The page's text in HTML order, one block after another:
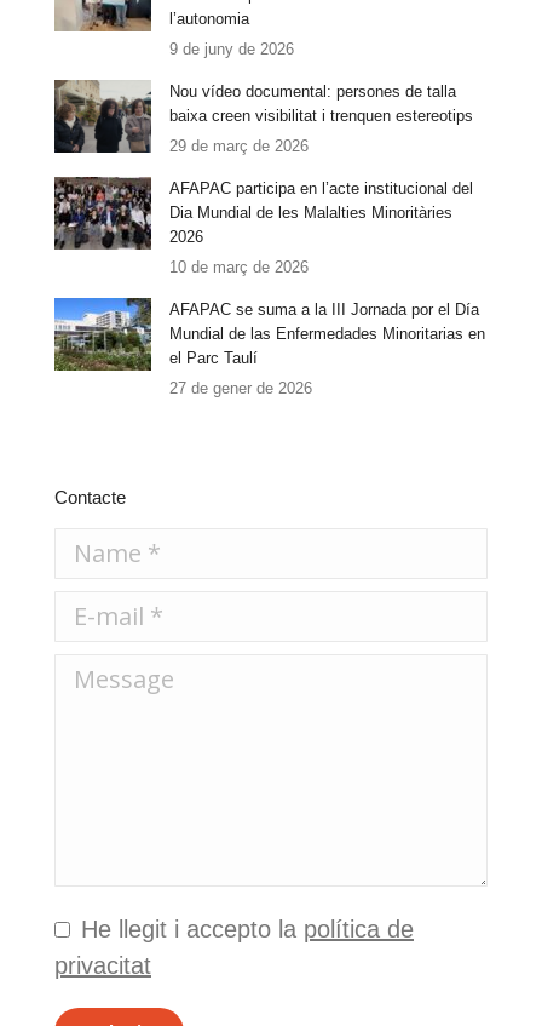
l’autonomia
9 de juny de 2026
Nou vídeo documental: persones de talla
baixa creen visibilitat i trenquen estereotips
29 de març de 2026
AFAPAC participa en l’acte institucional del
Dia Mundial de les Malalties Minoritàries
2026
10 de març de 2026
AFAPAC se suma a la III Jornada por el Día
Mundial de las Enfermedades Minoritarias en
el Parc Taulí
27 de gener de 2026
Contacte
He llegit i accepto la política de
privacitat